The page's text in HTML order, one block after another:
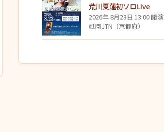
荒川夏蓮初ソロLive
2026年 8月23日 13:00 開演
祇園JTN（京都府）